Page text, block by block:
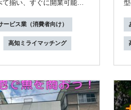
揃い、すぐに開業可能！
ービス業（消費者向け）
高知ミライマッチング